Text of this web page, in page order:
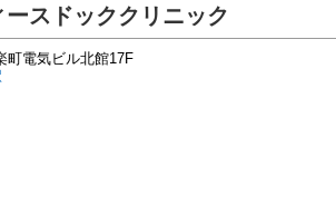
スドッククリニック
町電気ビル北館17F​